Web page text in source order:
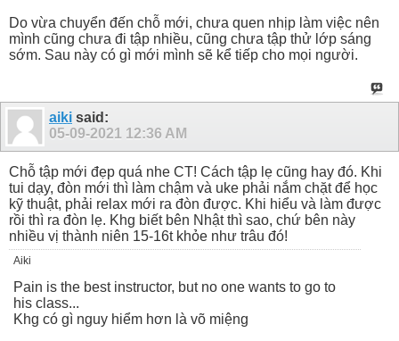
Do vừa chuyển đến chỗ mới, chưa quen nhịp làm việc nên
mình cũng chưa đi tập nhiều, cũng chưa tập thử lớp sáng
sớm. Sau này có gì mới mình sẽ kể tiếp cho mọi người.
aiki said:
05-09-2021 12:36 AM
Chỗ tập mới đẹp quá nhe CT! Cách tập lẹ cũng hay đó. Khi
tui dạy, đòn mới thì làm chậm và uke phải nắm chặt để học
kỹ thuật, phải relax mới ra đòn được. Khi hiểu và làm được
rồi thì ra đòn lẹ. Khg biết bên Nhật thì sao, chứ bên này
nhiều vị thành niên 15-16t khỏe như trâu đó!
Aiki
Pain is the best instructor, but no one wants to go to
his class...
Khg có gì nguy hiểm hơn là võ miệng